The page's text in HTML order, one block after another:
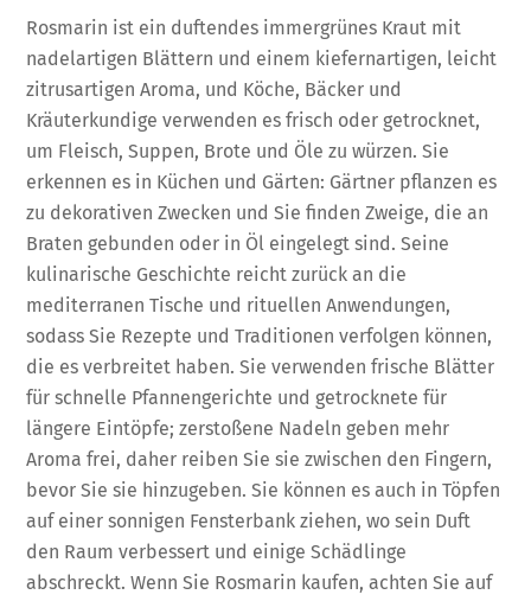
Rosmarin ist ein duftendes immergrünes Kraut mit
nadelartigen Blättern und einem kiefernartigen, leicht
zitrusartigen Aroma, und Köche, Bäcker und
Kräuterkundige verwenden es frisch oder getrocknet,
um Fleisch, Suppen, Brote und Öle zu würzen. Sie
erkennen es in Küchen und Gärten: Gärtner pflanzen es
zu dekorativen Zwecken und Sie finden Zweige, die an
Braten gebunden oder in Öl eingelegt sind. Seine
kulinarische Geschichte reicht zurück an die
mediterranen Tische und rituellen Anwendungen,
sodass Sie Rezepte und Traditionen verfolgen können,
die es verbreitet haben. Sie verwenden frische Blätter
für schnelle Pfannengerichte und getrocknete für
längere Eintöpfe; zerstoßene Nadeln geben mehr
Aroma frei, daher reiben Sie sie zwischen den Fingern,
bevor Sie sie hinzugeben. Sie können es auch in Töpfen
auf einer sonnigen Fensterbank ziehen, wo sein Duft
den Raum verbessert und einige Schädlinge
abschreckt. Wenn Sie Rosmarin kaufen, achten Sie auf